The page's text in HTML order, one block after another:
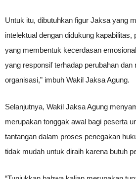
Untuk itu, dibutuhkan figur Jaksa yang
intelektual dengan didukung kapabilitas,
yang membentuk kecerdasan
yang responsif terhadap perubahan dan
organisasi,” imbuh Wakil Jaksa Agung.
Selanjutnya, Wakil Jaksa Agung
merupakan tonggak awal bagi peserta
tantangan dalam proses penegakan
tidak mudah untuk diraih karena butuh